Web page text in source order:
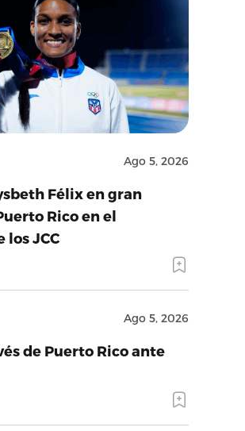
Ago 5, 2026
Félix en gran
Rico en el
JCC
Ago 5, 2026
de Puerto Rico ante